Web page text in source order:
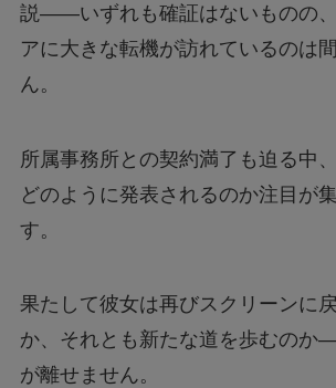
説――いずれも確証はないものの
アに大きな転機が訪れているのは
ん。
所属事務所との契約満了も迫る中
どのように発表されるのか注目が
す。
果たして彼女は再びスクリーンに
か、それとも新たな道を歩むのか
が離せません。